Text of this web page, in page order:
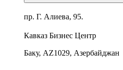
пр. Г. Алиева, 95.
Кавказ Бизнес Центр
Баку, AZ1029, Азербайджан